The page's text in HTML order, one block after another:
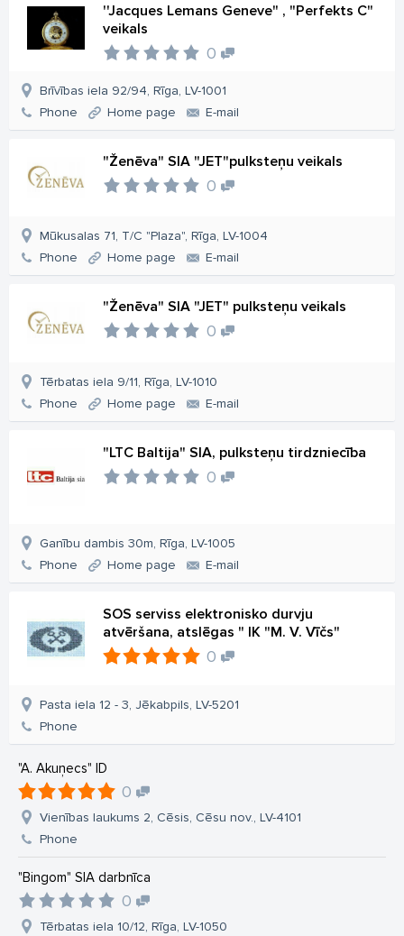
''Jacques Lemans Geneve" , "Perfekts C"
veikals
0
Brīvības iela 92/94, Rīga, LV-1001
Phone
Home page E-mail
"Ženēva" SIA "JET"pulksteņu veikals
0
Mūkusalas 71, T/C "Plaza", Rīga, LV-1004
Phone
Home page E-mail
"Ženēva" SIA "JET" pulksteņu veikals
0
Tērbatas iela 9/11, Rīga, LV-1010
Phone
Home page E-mail
"LTC Baltija" SIA, pulksteņu tirdzniecība
0
Ganību dambis 30m, Rīga, LV-1005
Phone
Home page E-mail
SOS serviss elektronisko durvju
atvēršana, atslēgas " IK "M. V. Vīčs"
0
Pasta iela 12 - 3, Jēkabpils, LV-5201
Phone
"A. Akuņecs" ID
0
Vienības laukums 2, Cēsis, Cēsu nov., LV-4101
Phone
"Bingom" SIA darbnīca
0
Tērbatas iela 10/12, Rīga, LV-1050